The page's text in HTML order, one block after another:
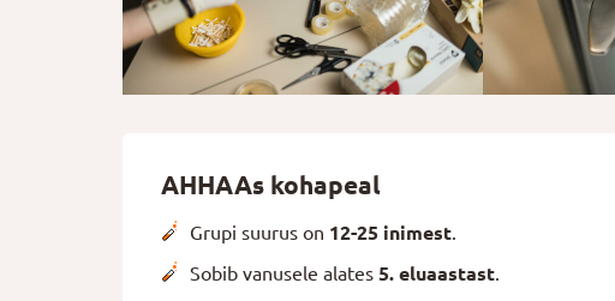
AHHAAs kohapeal
Grupi suurus on 12-25 inimest.
Sobib vanusele alates 5. eluaastast